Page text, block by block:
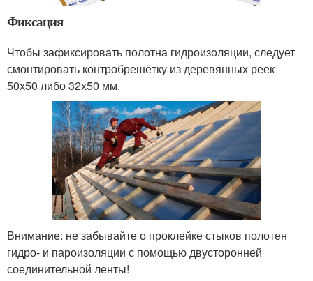
Фиксация
Чтобы зафиксировать полотна гидроизоляции, следует
смонтировать контробрешётку из деревянных реек
50х50 либо 32х50 мм.
Внимание: не забывайте о проклейке стыков полотен
гидро- и пароизоляции с помощью двусторонней
соединительной ленты!